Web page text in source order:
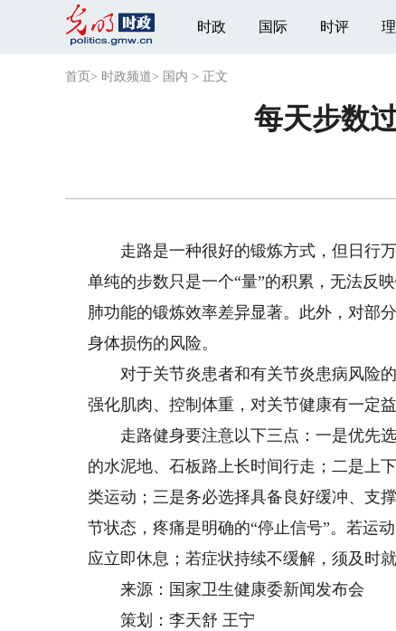
时政 国际 时评
首页 > 时政频道> 国内 > 正文
每天步数
走路是一种很好的锻炼方式，但日行万
单纯的步数只是一个“量”的积累，无法反
肺功能的锻炼效率差异显著。此外，对部
身体损伤的风险。
对于关节炎患者和有关节炎患病风险的
强化肌肉、控制体重，对关节健康有一定
走路健身要注意以下三点：一是优先选
的水泥地、石板路上长时间行走；二是上
类运动；三是务必选择具备良好缓冲、支
节状态，疼痛是明确的“停止信号”。若运
应立即休息；若症状持续不缓解，须及时就
来源：国家卫生健康委新闻发布会
策划：李天舒 王宁